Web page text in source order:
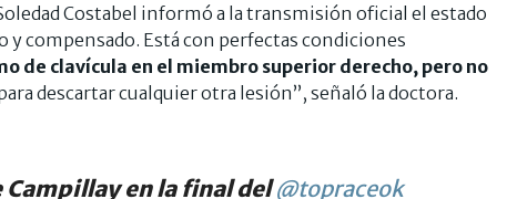
Costabel informó a la transmisión oficial el estado
y compensado. Está con perfectas condiciones
de clavícula en el miembro superior derecho, pero no
descartar cualquier otra lesión”, señaló la doctora.
Campillay en la final del@topraceok